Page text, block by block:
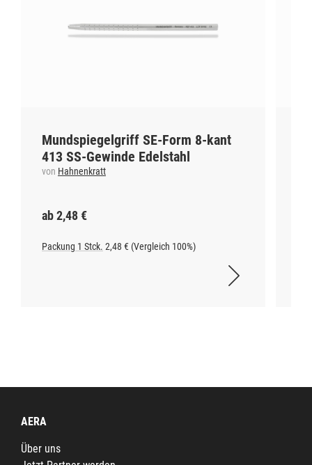
Mundspiegelgriff SE-Form 8-kant
413 SS-Gewinde Edelstahl
von Hahnenkratt
ab 2,48 €
Packung 1 Stck. 2,48 € (Vergleich 100%)
AERA
Über uns